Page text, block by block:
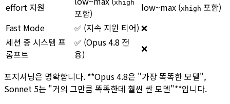
effort 지원
xhigh
포함) low~max (xhigh 포함)
Fast Mode
✅ (지속 지원 티어) ❌
세션 중 시스템 프
롬프트
✅ (Opus 4.8 전
용)
❌
포지셔닝은 명확합니다. **Opus 4.8은 "가장 똑똑한 모델",
Sonnet 5는 "거의 그만큼 똑똑한데 훨씬 싼 모델"**입니다.